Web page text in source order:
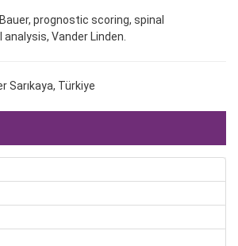
prognostic scoring, spinal
Vander Linden.
Sarıkaya, Türkiye